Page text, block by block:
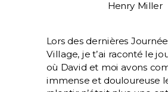
Lors des dernières
Village, je t’ai raconté le
où David et moi avons
immense et douloureuse
Henry Miller